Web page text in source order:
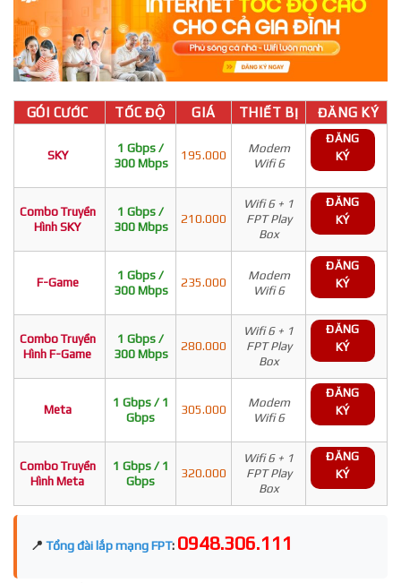
GÓI CƯỚC TỐC ĐỘ GIÁ THIẾT BỊ ĐĂNG KÝ
SKY
1 Gbps /
300 Mbps
195.000
Modem
Wifi 6
ĐĂNG
KÝ
Combo Truyền
Hình SKY
1 Gbps /
300 Mbps
210.000
Wifi 6 + 1
FPT Play
Box
ĐĂNG
KÝ
F-Game
1 Gbps /
300 Mbps
235.000
Modem
Wifi 6
ĐĂNG
KÝ
Combo Truyền
Hình F-Game
1 Gbps /
300 Mbps
280.000
Wifi 6 + 1
FPT Play
Box
ĐĂNG
KÝ
Meta
1 Gbps / 1
Gbps
305.000
Modem
Wifi 6
ĐĂNG
KÝ
Combo Truyền
Hình Meta
1 Gbps / 1
Gbps
320.000
Wifi 6 + 1
FPT Play
Box
ĐĂNG
KÝ
📍 Tổng đài lắp mạng FPT: 0948.306.111